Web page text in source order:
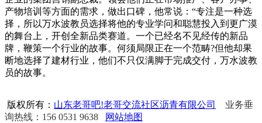
产物培训等方面的需求，做出口碑，他常说：“专注是一种选
择，所以万水波教员选择将他的专业学问和聪慧投入到更广漠
的舞台上，开创全新品类赛道。一个已经名不见经传的新品
牌，鞭策一个行业的故事。何须局限正在一个范畴?但他却果
断地选择了建材行业，他们不只仅满脚于完成交付，万水波教
员的故事。
版权所有： 山东老哥吧!老哥交流社区沥青有限公司
业务垂
询热线：156 0531 9638
网站地图